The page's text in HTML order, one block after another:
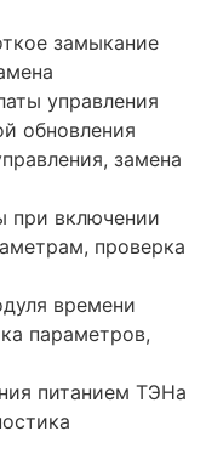
замыкание
управления
обновления
замена
при включении
проверка
времени
параметров,
питанием ТЭНа